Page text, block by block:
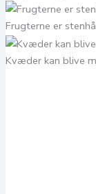
Frugterne er
Kvæder kan blive